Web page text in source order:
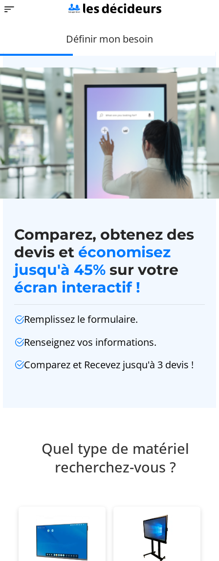
Aller
au
Toggle navigation
Définir mon besoin
Comparez, obtenez des
devis et économisez
jusqu'à 45% sur votre
écran interactif !
Remplissez le formulaire.
Renseignez vos informations.
Comparez et Recevez jusqu'à 3 devis !
Quel type de matériel
recherchez-vous ?